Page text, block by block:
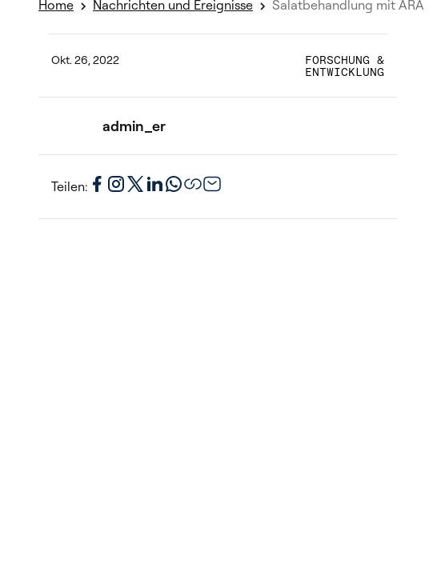
Home Nachrichten und Ereignisse Salatbehandlung mit ARA
Okt. 26, 2022
FORSCHUNG &
ENTWICKLUNG
admin_er
Teilen: